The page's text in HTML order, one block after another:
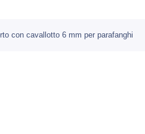
con cavallotto 6 mm per parafanghi